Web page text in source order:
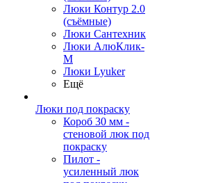
Люки Контур 2.0
(съёмные)
Люки Сантехник
Люки АлюКлик-
М
Люки Lyuker
Ещё
Люки под покраску
Короб 30 мм -
стеновой люк под
покраску
Пилот -
усиленный люк